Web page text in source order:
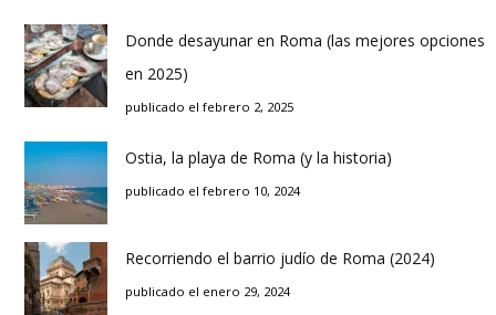
Donde desayunar en Roma (las mejores opciones
en 2025)
publicado el febrero 2, 2025
Ostia, la playa de Roma (y la historia)
publicado el febrero 10, 2024
Recorriendo el barrio judío de Roma (2024)
publicado el enero 29, 2024